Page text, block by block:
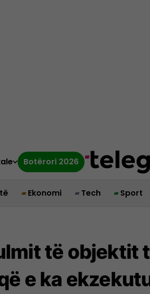
Botërori 2026
Ekonomi Tech Sport
të objektit
e ka